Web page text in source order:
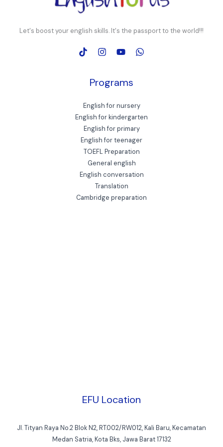
Let's boost your english skills. It's the passport to the world!!!
Programs
English for nursery
English for kindergarten
English for primary
English for teenager
TOEFL Preparation
General english
English conversation
Translation
Cambridge preparation
EFU Location
Jl. Tityan Raya No.2 Blok N2, RT.002/RW.012, Kali Baru, Kecamatan
Medan Satria, Kota Bks, Jawa Barat 17132